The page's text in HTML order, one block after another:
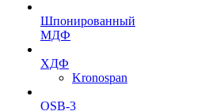
Шпонированный
МДФ
ХДФ
Kronospan
OSB-3